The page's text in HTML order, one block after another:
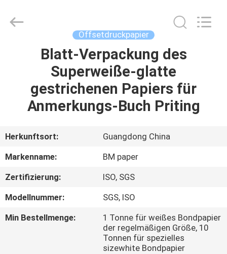
PRODUKTE
ÜBER
UNS
WERKSBESICHTIGUNG
QUALITÄTSKONTROLLE
CO.,LTD.
Offsetdruckpapier
Blatt-Verpackung des
Superweiße-glatte
gestrichenen Papiers für
Anmerkungs-Buch Priting
Herkunftsort:
Guangdong China
Markenname:
BM paper
Zertifizierung:
ISO, SGS
Modellnummer:
SGS, ISO
Min Bestellmenge:
1 Tonne für weißes Bondpapier
der regelmäßigen Größe, 10
Tonnen für spezielles
sizewhite Bondpapier